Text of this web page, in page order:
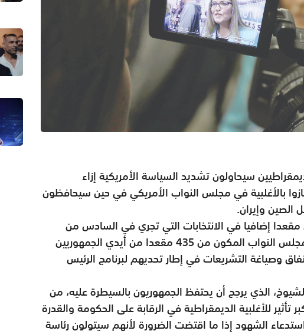
سيحاولون تشديد السياسة الأمريكية إزاء
بالأغلبية في مجلس النواب الأمريكي في حين سيحافظون
وإيران.
وإذا فاز الديمقراطيون بما لا يقل عن 23 مقعدا إضافيا في الانتخابات التي تجري في السادس من
نوفمبر الجاري سينتزعون السيطرة على مجلس النواب المكون من 435 مقعدا من أيدي الجمهوريين
وصياغة التشريعات في إطار تحديهم لبرنامج الرئيس
الذي يرجح أن يحتفظ الجمهوريون بالسيطرة عليه، من
للأغلبية الديمقراطية في الرقابة على الحكومة والقدرة
الشهود إذا ما اقتضت الضرورة لأنهم سيتولون رئاسة